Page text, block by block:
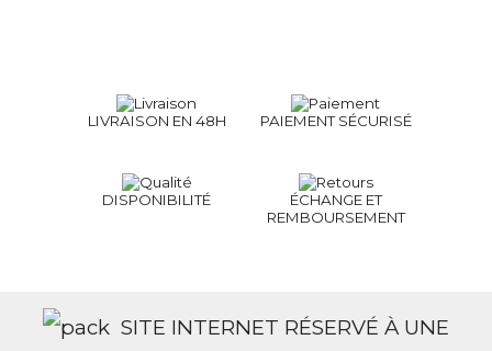
LIVRAISON EN 48H PAIEMENT SÉCURISÉ
DISPONIBILITÉ
ÉCHANGE ET
REMBOURSEMENT
SITE INTERNET RÉSERVÉ À UNE